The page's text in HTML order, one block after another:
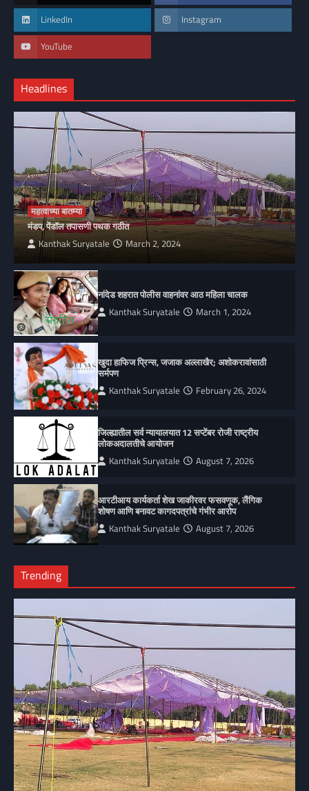
LinkedIn Instagram
YouTube
Headlines
महत्वाच्या बातम्या
मंडप, पेंडॉल तपासणी पथक गठीत
Kanthak Suryatale March 2, 2024
नांदेड शहरात पोलीस वाहनांवर आठ महिला चालक
Kanthak Suryatale March 1, 2024
खुदा हाफिज प्रिन्स, जजाक अल्लाखैर; अशोकरावांसाठी
सर्मपण
Kanthak Suryatale February 26, 2024
जिल्ह्यातील सर्व न्यायालयात 12 सप्टेंबर रोजी राष्ट्रीय
लोकअदालतीचे आयोजन
Kanthak Suryatale August 7, 2026
आरटीआय कार्यकर्ता शेख जाकीरवर फसवणूक, लैंगिक
शोषण आणि बनावट कागदपत्रांचे गंभीर आरोप
Kanthak Suryatale August 7, 2026
Trending